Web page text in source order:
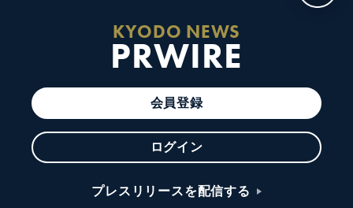
KYODO NEWS
PRWIRE
会員登録
ログイン
プレスリリースを配信する